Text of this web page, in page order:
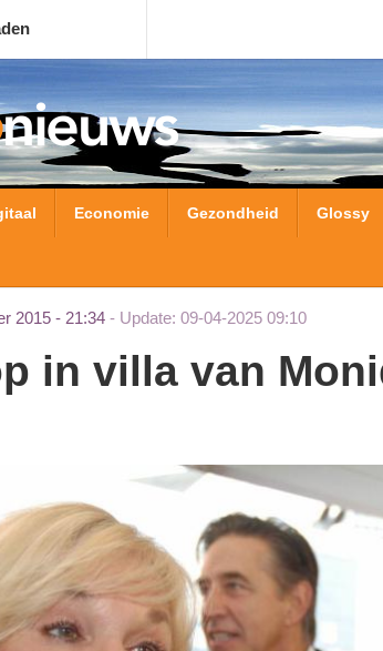
Economie Gezondheid Glossy
2015 - 21:34 Update: 09-04-2025 09:10